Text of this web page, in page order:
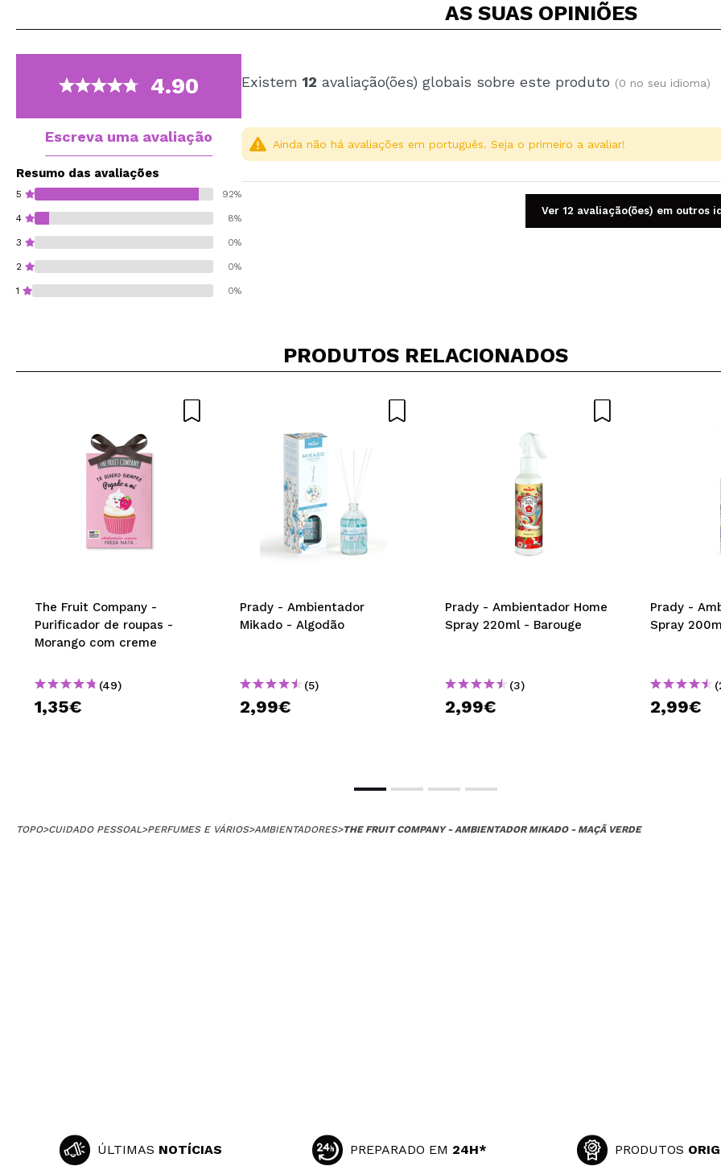
AS SUAS OPINIÕES
4.90
Escreva uma avaliação
Resumo das avaliações
5 92%
4 8%
3 0%
2 0%
1 0%
Existem 12 avaliação(ões) globais sobre este produto (0 no seu idioma)
Ainda não há avaliações em português. Seja o primeiro a avaliar!
Ver 12 avaliação(ões) em outros
PRODUTOS RELACIONADOS
The Fruit Company -
Purificador de roupas -
Morango com creme
(49)
1,35€
Prady - Ambientador
Mikado - Algodão
(5)
2,99€
Prady - Ambientador Home
Spray 220ml - Barouge
(3)
2,99€
Prady -
Spray
2,99€
TOPO>CUIDADO PESSOAL>PERFUMES E VÁRIOS>AMBIENTADORES>THE FRUIT COMPANY - AMBIENTADOR MIKADO - MAÇÃ VERDE
ÚLTIMAS NOTÍCIAS PREPARADO EM 24H* PRODUTOS